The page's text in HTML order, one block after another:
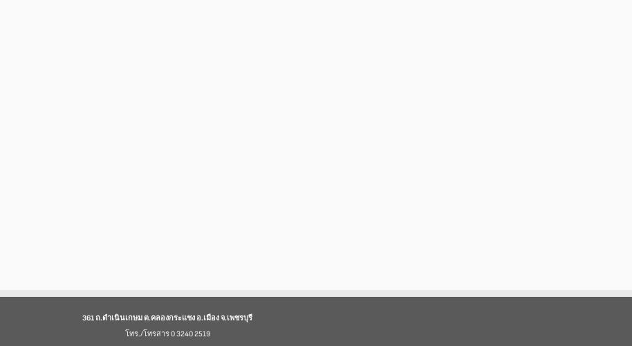
361 ถ.ดำเนินเกษม ต.คลองกระแชง อ.เมือง จ.เพชรบุรี
โทร./โทรสาร 0 3240 2519